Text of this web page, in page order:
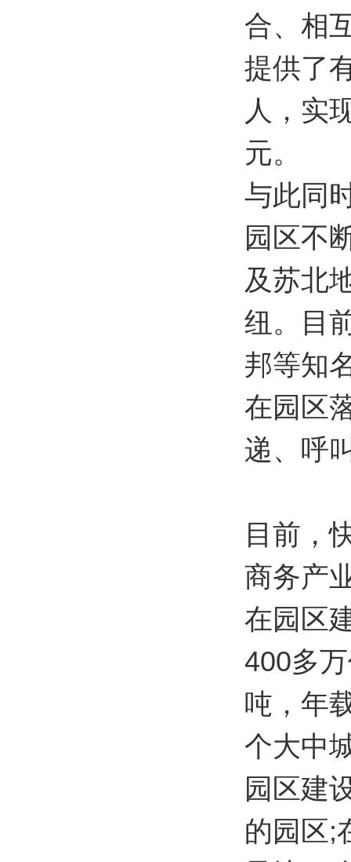
合、相
提供了
人，实
元。
与此同
园区不
及苏北
纽。目
邦等知
在园区
递、呼
目前，
商务产
在园区
400多
吨，年
个大中
园区建
的园区;